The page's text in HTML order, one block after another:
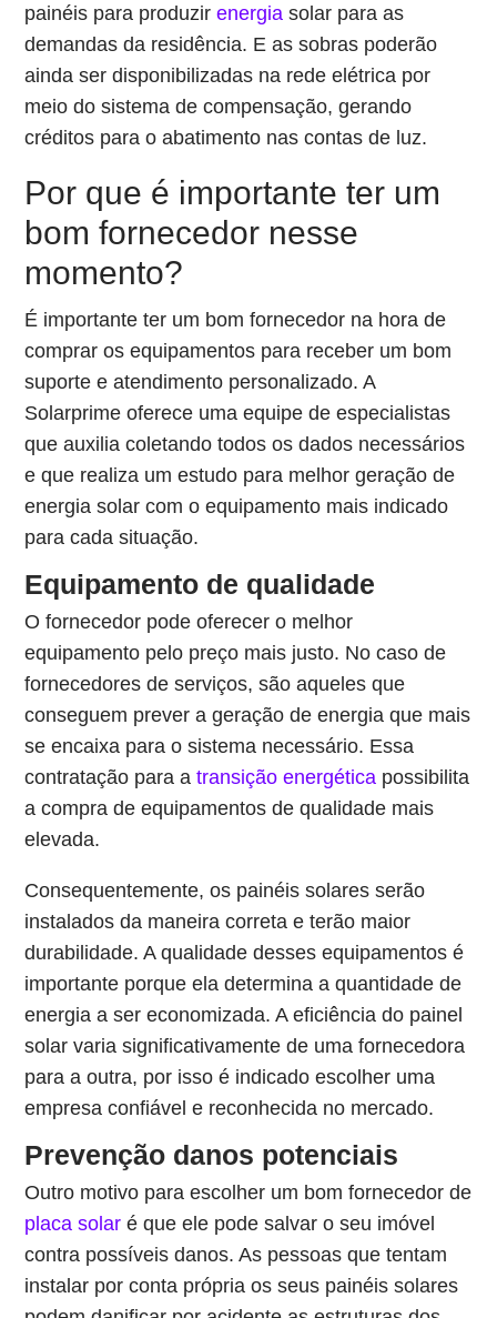
painéis para produzirenergia solar para as
demandas da residência. E as sobras poderão
ainda ser disponibilizadas na rede elétrica por
meio do sistema de compensação, gerando
créditos para o abatimento nas contas de luz.
Por que é importante ter um
bom fornecedor nesse
momento?
É importante ter um bom fornecedor na hora de
comprar os equipamentos para receber um bom
suporte e atendimento personalizado. A
Solarprime oferece uma equipe de especialistas
que auxilia coletando todos os dados necessários
e que realiza um estudo para melhor geração de
energia solar com o equipamento mais indicado
para cada situação.
Equipamento de qualidade
O fornecedor pode oferecer o melhor
equipamento pelo preço mais justo. No caso de
fornecedores de serviços, são aqueles que
conseguem prever a geração de energia que mais
se encaixa para o sistema necessário. Essa
contratação para atransição energética possibilita
a compra de equipamentos de qualidade mais
elevada.
Consequentemente, os painéis solares serão
instalados da maneira correta e terão maior
durabilidade. A qualidade desses equipamentos é
importante porque ela determina a quantidade de
energia a ser economizada. A eficiência do painel
solar varia significativamente de uma fornecedora
para a outra, por isso é indicado escolher uma
empresa confiável e reconhecida no mercado.
Prevenção danos potenciais
Outro motivo para escolher um bom fornecedor de
placa solar é que ele pode salvar o seu imóvel
contra possíveis danos. As pessoas que tentam
instalar por conta própria os seus painéis solares